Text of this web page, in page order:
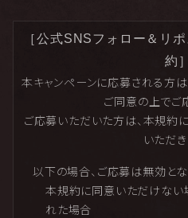
［公式SNSフォロー＆リ
約］
本キャンペーンに応募される方は
ご同意の上でご
ご応募いただいた方は、本規約
いただき
以下の場合、ご応募は無効と
本規約に同意いただけな
れた場合